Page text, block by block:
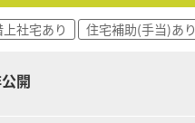
上社宅あり 住宅補助(手当)あり
開